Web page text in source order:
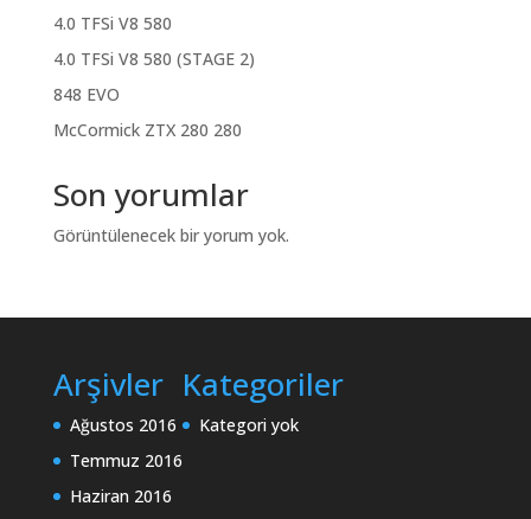
4.0 TFSi V8 580
4.0 TFSi V8 580 (STAGE 2)
848 EVO
McCormick ZTX 280 280
Son yorumlar
Görüntülenecek bir yorum yok.
Arşivler
Ağustos 2016
Temmuz 2016
Haziran 2016
Kategoriler
Kategori yok